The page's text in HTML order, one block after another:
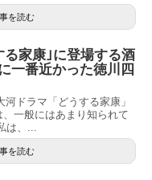
を読む
る家康｣に登場する酒
一番近かった徳川四
ドラマ「どうする家康」
一般にはあまり知られて
は、...
を読む